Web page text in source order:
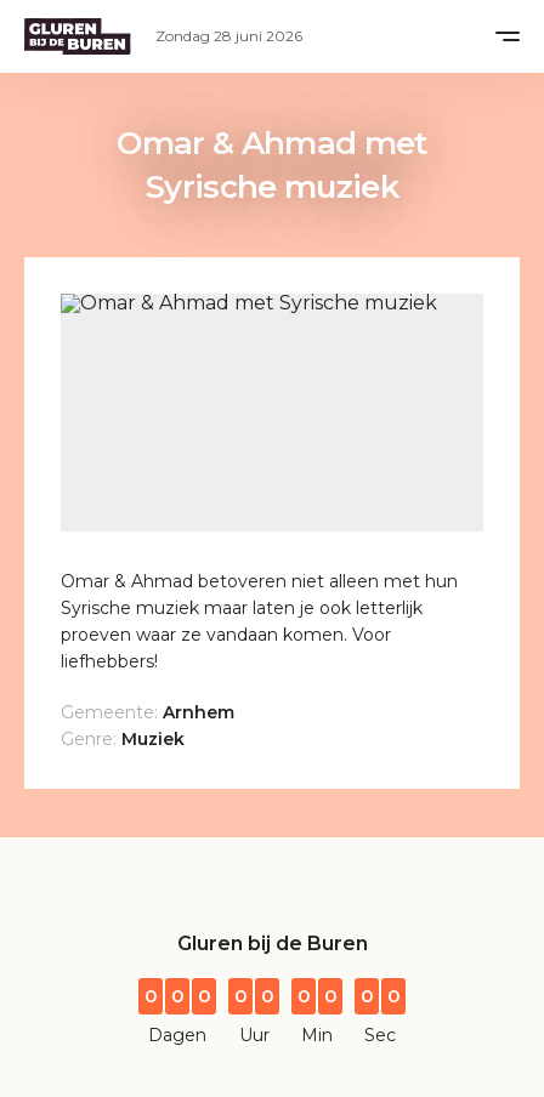
Omar & Ahmad met
Syrische muziek
Omar & Ahmad betoveren niet alleen met hun
Syrische muziek maar laten je ook letterlijk
proeven waar ze vandaan komen. Voor
liefhebbers!
Gemeente: Arnhem
Genre: Muziek
Gluren bij de Buren
0 0 0
Dagen
0 0
Uur
0 0
Min
0 0
Sec
Zondag 28 juni 2026